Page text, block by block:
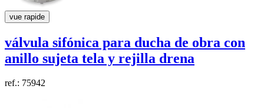
vue rapide
válvula sifónica para ducha de obra con
anillo sujeta tela y rejilla drena
ref.: 75942